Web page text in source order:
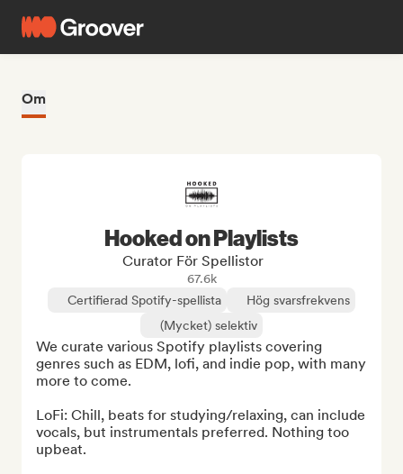
Om
Hooked on Playlists
Curator För Spellistor
67.6k
Certifierad Spotify-spellista
Hög svarsfrekvens
(Mycket) selektiv
We curate various Spotify playlists covering
genres such as EDM, lofi, and indie pop, with many
more to come.
LoFi: Chill, beats for studying/relaxing, can include
vocals, but instrumentals preferred. Nothing too
upbeat.